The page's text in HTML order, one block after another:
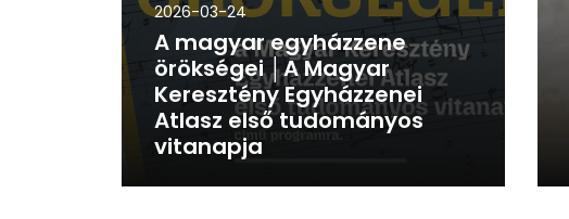
2026-03-24
A magyar egyházzene
örökségei │A Magyar
Keresztény Egyházzenei
Atlasz első tudományos
vitanapja